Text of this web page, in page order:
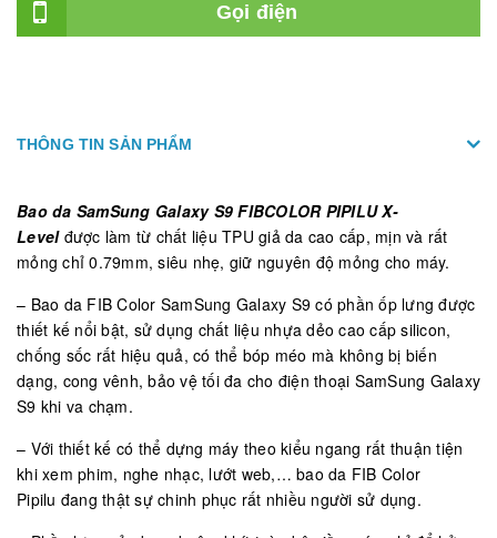
Gọi điện
THÔNG TIN SẢN PHẨM
Bao da SamSung Galaxy S9 FIBCOLOR PIPILU X-
Levelđược làm từ chất liệu TPU giả da cao cấp, mịn và rất
mỏng chỉ 0.79mm, siêu nhẹ, giữ nguyên độ mỏng cho máy.
– Bao da FIB Color SamSung Galaxy S9 có phần ốp lưng được
thiết kế nổi bật, sử dụng chất liệu nhựa dẻo cao cấp silicon,
chống sốc rất hiệu quả, có thể bóp méo mà không bị biến
dạng, cong vênh, bảo vệ tối đa cho điện thoại SamSung Galaxy
S9 khi va chạm.
– Với thiết kế có thể dựng máy theo kiểu ngang rất thuận tiện
khi xem phim, nghe nhạc, lướt web,… bao da FIB Color
Pipilu đang thật sự chinh phục rất nhiều người sử dụng.